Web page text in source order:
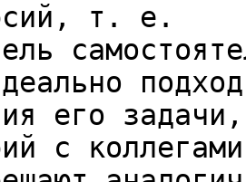
т. е.
его
с коллегами